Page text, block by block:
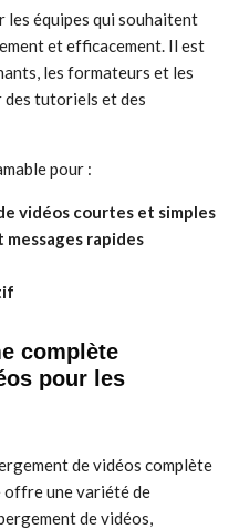
les équipes qui souhaitent
et efficacement. Il est
les formateurs et les
tutoriels et des
pour :
vidéos courtes et simples
rapides
complète
pour les
de vidéos complète
offre une variété de
de vidéos,